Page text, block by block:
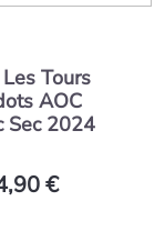
Tours
AOC
Sec 2024
€